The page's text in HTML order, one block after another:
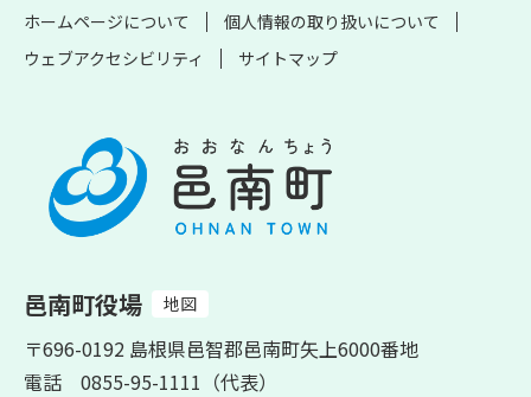
ホームページについて
個人情報の取り扱いについて
ウェブアクセシビリティ
サイトマップ
邑南町役場 地図
〒696-0192 島根県邑智郡邑南町矢上6000番地
電話 0855-95-1111（代表）